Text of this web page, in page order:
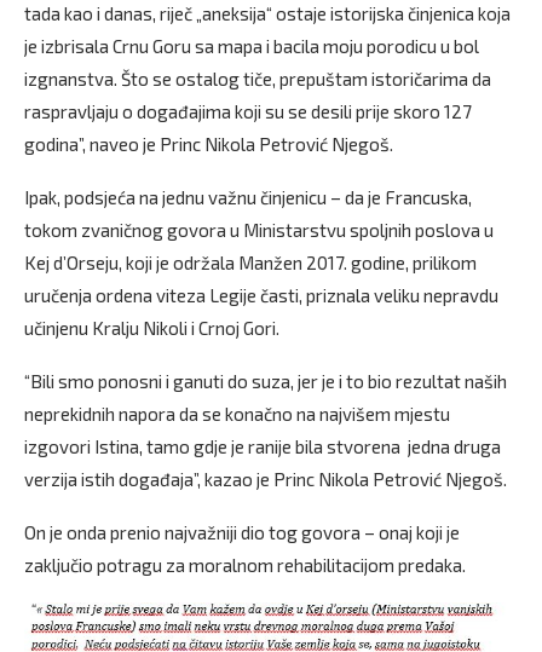
tada kao i danas, riječ „aneksija“ ostaje istorijska činjenica koja
je izbrisala Crnu Goru sa mapa i bacila moju porodicu u bol
izgnanstva. Što se ostalog tiče, prepuštam istoričarima da
raspravljaju o događajima koji su se desili prije skoro 127
godina”, naveo je Princ Nikola Petrović Njegoš.
Ipak, podsjeća na jednu važnu činjenicu – da je Francuska,
tokom zvaničnog govora u Ministarstvu spoljnih poslova u
Kej d’Orseju, koji je održala Manžen 2017. godine, prilikom
uručenja ordena viteza Legije časti, priznala veliku nepravdu
učinjenu Kralju Nikoli i Crnoj Gori.
“Bili smo ponosni i ganuti do suza, jer je i to bio rezultat naših
neprekidnih napora da se konačno na najvišem mjestu
izgovori Istina, tamo gdje je ranije bila stvorena jedna druga
verzija istih događaja”, kazao je Princ Nikola Petrović Njegoš.
On je onda prenio najvažniji dio tog govora – onaj koji je
zaključio potragu za moralnom rehabilitacijom predaka.